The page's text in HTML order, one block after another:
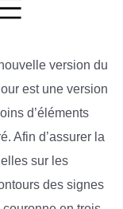
version du
est une version
d’éléments
Afin d’assurer la
sur les
des signes